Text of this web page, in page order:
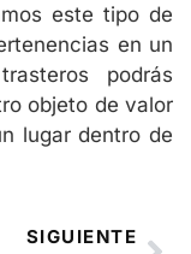
este tipo de
en un
podrás
objeto de valor
lugar dentro de
SIGUIENTE